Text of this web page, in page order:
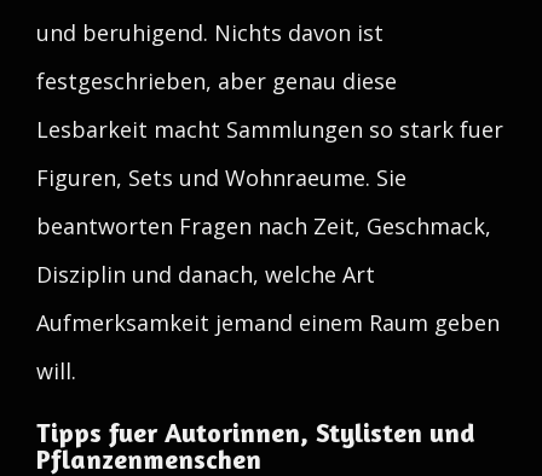
und beruhigend. Nichts davon ist
festgeschrieben, aber genau diese
Lesbarkeit macht Sammlungen so stark fuer
Figuren, Sets und Wohnraeume. Sie
beantworten Fragen nach Zeit, Geschmack,
Disziplin und danach, welche Art
Aufmerksamkeit jemand einem Raum geben
will.
Tipps fuer Autorinnen, Stylisten und
Pflanzenmenschen